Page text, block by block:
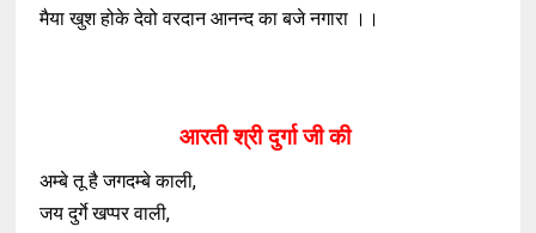
मैया खुश होके देवो वरदान आनन्द का बजे नगारा ।।
आरती श्री दुर्गा जी की
अम्बे तू है जगदम्बे काली,
जय दुर्गे खप्पर वाली,